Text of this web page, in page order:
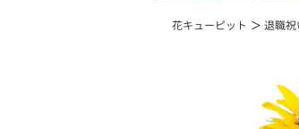
花キューピット 退職祝